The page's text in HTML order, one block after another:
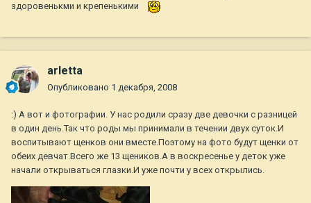
здоровенькми и крепенькими
arletta
Опубликовано 1 декабря, 2008
:) А вот и фотографии. У нас родили сразу две девочки с разницей
в один день.Так что роды мы принимали в течении двух суток.И
воспитывают щенков они вместе.Поэтому на фото будут щенки от
обеих девчат.Всего же 13 щеников.А в воскресенье у деток уже
начали открываться глазки.И уже почти у всех открылись.